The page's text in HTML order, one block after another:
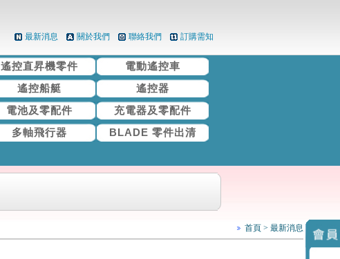
最新消息 關於我們 聯絡我們 訂購需知
遙控直昇機零件
電動遙控車
遙控船艇
遙控器
電池及零配件
充電器及零配件
多軸飛行器
BLADE 零件出清
首頁 > 最新消息